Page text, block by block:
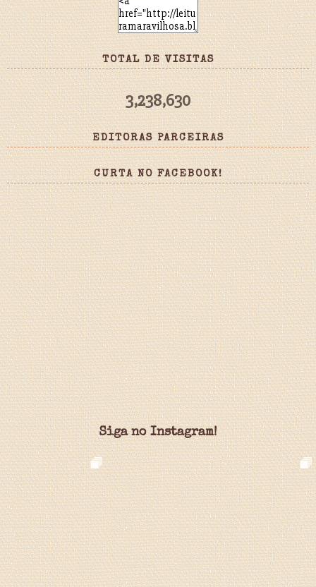
TOTAL DE VISITAS
3,238,630
EDITORAS PARCEIRAS
CURTA NO FACEBOOK!
Siga no Instagram!